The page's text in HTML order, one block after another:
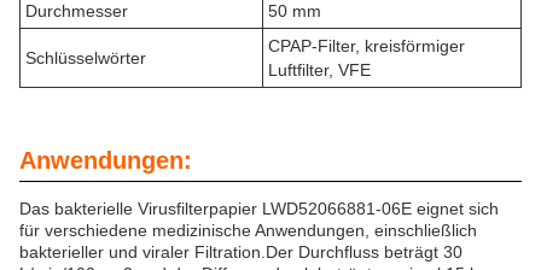
Durchmesser
50 mm
Schlüsselwörter
CPAP-Filter, kreisförmiger
Luftfilter, VFE
Anwendungen:
Das bakterielle Virusfilterpapier LWD52066881-06E eignet sich
für verschiedene medizinische Anwendungen, einschließlich
bakterieller und viraler Filtration.Der Durchfluss beträgt 30